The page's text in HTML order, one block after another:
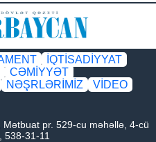
İQTİSADİYYAT
CƏMİYYƏT
NƏŞRLƏRİMİZ
VİDEO
Mətbuat pr. 529-cu məhəllə, 4-cü
538-31-11